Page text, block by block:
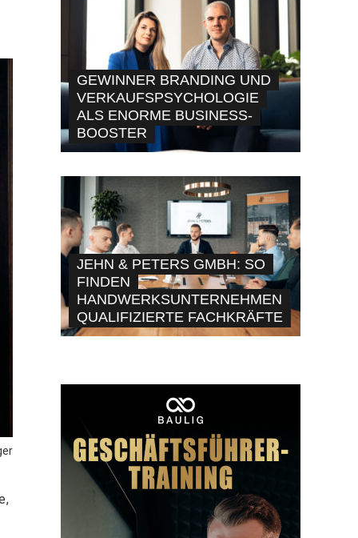
GEWINNER BRANDING UND
VERKAUFSPSYCHOLOGIE
ALS ENORME BUSINESS-
BOOSTER
JEHN & PETERS GMBH: SO
FINDEN
HANDWERKSUNTERNEHMEN
QUALIFIZIERTE FACHKRÄFTE